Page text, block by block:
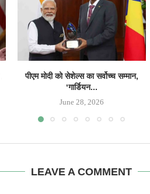
पीएम मोदी को सेशेल्स का सर्वोच्च सम्मान,
‘गार्डियन...
June 28, 2026
LEAVE A COMMENT